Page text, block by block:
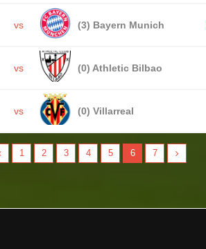
vs (3) Bayern Munich
vs (0) Athletic Bilbao
vs (0) Villarreal
1 2 3 4 5 6 7